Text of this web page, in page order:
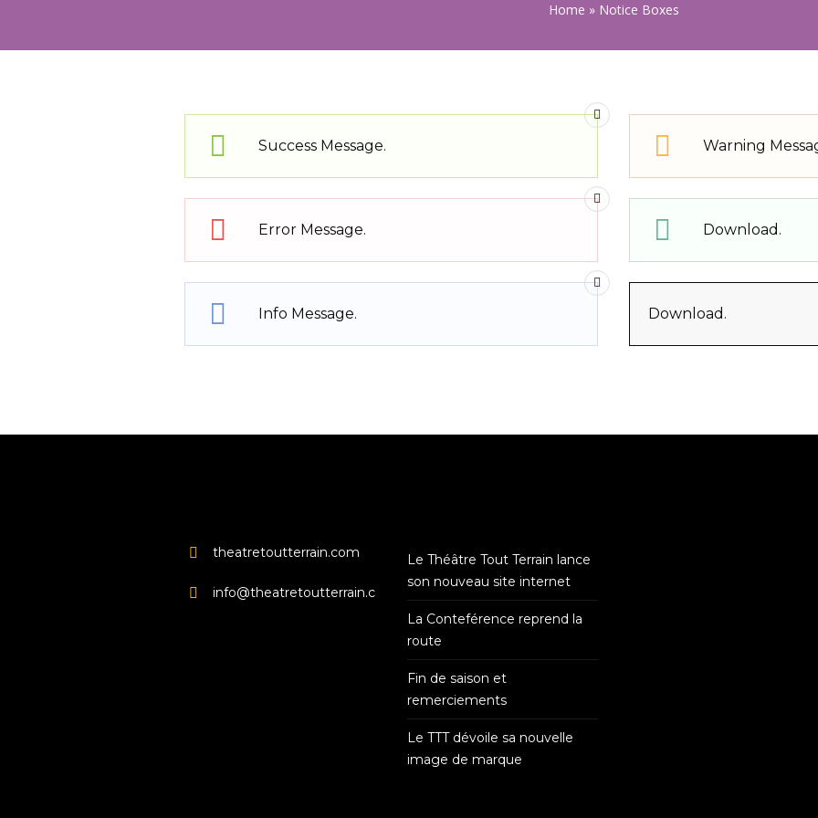
Home » Notice Boxes
Success Message.
Error Message.
Info Message.
Warning
Download.
Download.
theatretoutterrain.com
info@theatretoutterrain.com
Le Théâtre Tout Terrain lance
son nouveau site internet
La Conteférence reprend la
route
Fin de saison et
remerciements
Le TTT dévoile sa nouvelle
image de marque